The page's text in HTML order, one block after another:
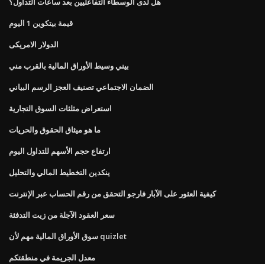
قيمة بيتكوين 1 اليوم
الدولار الامريكى
بيني وسيط الأوراق المالية بالقرب مني
الضمان الاجتماعي تصنيف العجز الرسم البياني
استعراض مثلثات السوق التجارية
ما هو ميثاق الحقوق والحريات
ارتفاع حجم الأسهم للتداول اليوم
ينكدين التخطيط المالي والتحليل
كيفية العثور على الآبار فارجو التحقق من رقم الحساب عبر الإنترنت
سعر العقود الآجلة من زيت التدفئة
سوق الأوراق المالية مهم لأن quizlet
معدل الجريمة في منطقتكم